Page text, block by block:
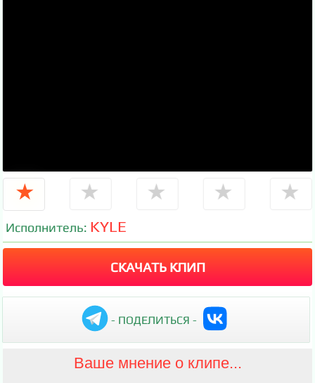
★ ★ ★ ★ ★
Исполнитель: KYLE
СКАЧАТЬ КЛИП
- ПОДЕЛИТЬСЯ -